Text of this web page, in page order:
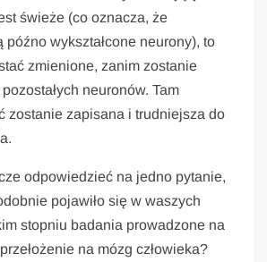
świeże (co oznacza, że
późno wykształcone neurony), to
zmienione, zanim zostanie
neuronów. Tam
zostanie zapisana i trudniejsza do
odpowiedzieć na jedno pytanie,
pojawiło się w waszych
stopniu badania prowadzone na
na mózg człowieka?